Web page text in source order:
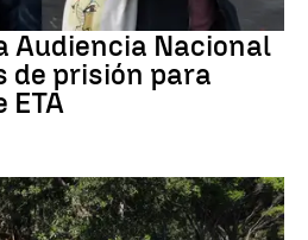
Audiencia Nacional
de prisión para
ETA